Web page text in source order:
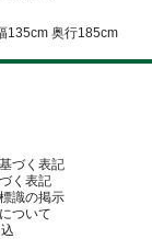
135cm 奥行185cm
づく表記
く表記
識の掲示
ついて